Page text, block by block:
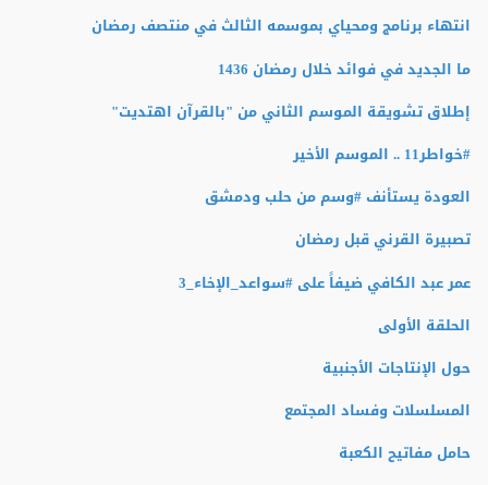
انتهاء برنامج ومحياي بموسمه الثالث في منتصف رمضان
ما الجديد في فوائد خلال رمضان 1436
إطلاق تشويقة الموسم الثاني من "بالقرآن اهتديت"
#‏خواطر11 .. الموسم الأخير
العودة يستأنف #وسم من حلب ودمشق
تصبيرة القرني قبل رمضان
عمر عبد الكافي ضيفاً على #سواعد_الإخاء_3
الحلقة الأولى
حول الإنتاجات الأجنبية
المسلسلات وفساد المجتمع
حامل مفاتيح الكعبة